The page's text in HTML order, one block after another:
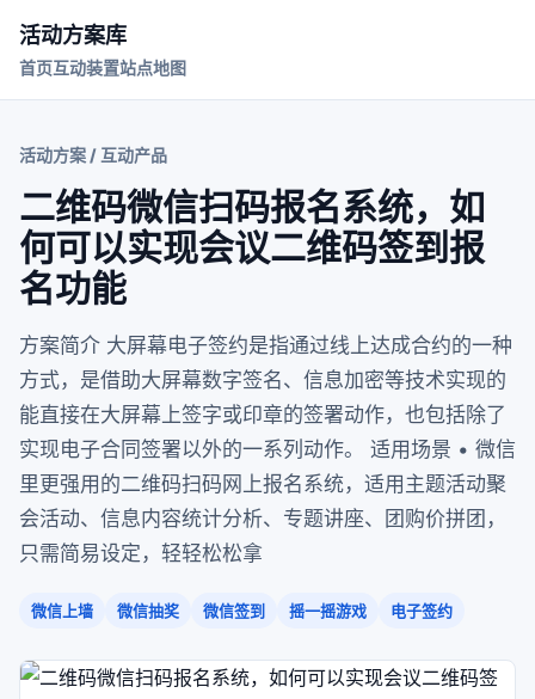
活动方案库
首页互动装置站点地图
活动方案 / 互动产品
二维码微信扫码报名系统，如
何可以实现会议二维码签到报
名功能
方案简介 大屏幕电子签约是指通过线上达成合约的一种
方式，是借助大屏幕数字签名、信息加密等技术实现的
能直接在大屏幕上签字或印章的签署动作，也包括除了
实现电子合同签署以外的一系列动作。 适用场景 • 微信
里更强用的二维码扫码网上报名系统，适用主题活动聚
会活动、信息内容统计分析、专题讲座、团购价拼团，
只需简易设定，轻轻松松拿
微信上墙 微信抽奖 微信签到 摇一摇游戏 电子签约